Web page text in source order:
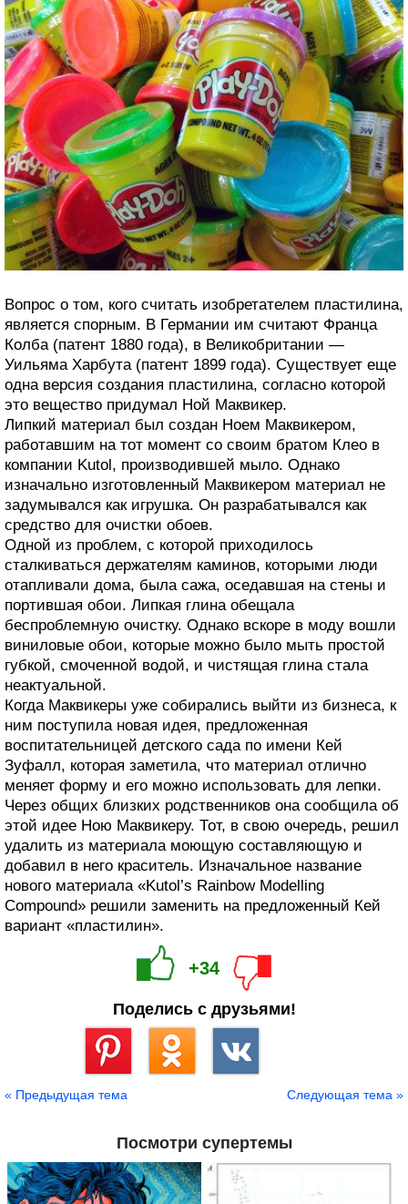
Вопрос о том, кого считать изобретателем пластилина,
является спорным. В Германии им считают Франца
Колба (патент 1880 года), в Великобритании —
Уильяма Харбута (патент 1899 года). Существует еще
одна версия создания пластилина, согласно которой
это вещество придумал Ной Маквикер.
Липкий материал был создан Ноем Маквикером,
работавшим на тот момент со своим братом Клео в
компании Kutol, производившей мыло. Однако
изначально изготовленный Маквикером материал не
задумывался как игрушка. Он разрабатывался как
средство для очистки обоев.
Одной из проблем, с которой приходилось
сталкиваться держателям каминов, которыми люди
отапливали дома, была сажа, оседавшая на стены и
портившая обои. Липкая глина обещала
беспроблемную очистку. Однако вскоре в моду вошли
виниловые обои, которые можно было мыть простой
губкой, смоченной водой, и чистящая глина стала
неактуальной.
Когда Маквикеры уже собирались выйти из бизнеса, к
ним поступила новая идея, предложенная
воспитательницей детского сада по имени Кей
Зуфалл, которая заметила, что материал отлично
меняет форму и его можно использовать для лепки.
Через общих близких родственников она сообщила об
этой идее Ною Маквикеру. Тот, в свою очередь, решил
удалить из материала моющую составляющую и
добавил в него краситель. Изначальное название
нового материала «Kutol’s Rainbow Modelling
Compound» решили заменить на предложенный Кей
вариант «пластилин».
+34
Поделись с друзьями!
« Предыдущая тема Следующая тема »
Посмотри супертемы